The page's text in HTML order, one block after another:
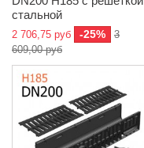
стальной
2 706,75 руб -25%
3
609,00 руб